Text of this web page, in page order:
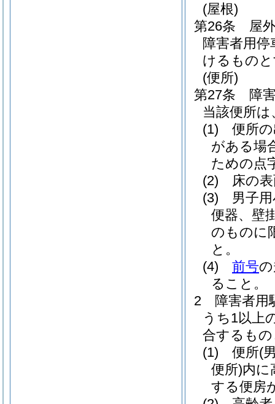
(屋根)
第26条
屋
障害者用
けるもの
(便所)
第27条
障
当該便所
(1)
便所
がある場
ための点
(2)
床の
(3)
男子
便器、壁
のものに
と。
(4)
前号
ること。
2
障害者用
うち1以上
合するも
(1)
便所(
便所)内に
する便房